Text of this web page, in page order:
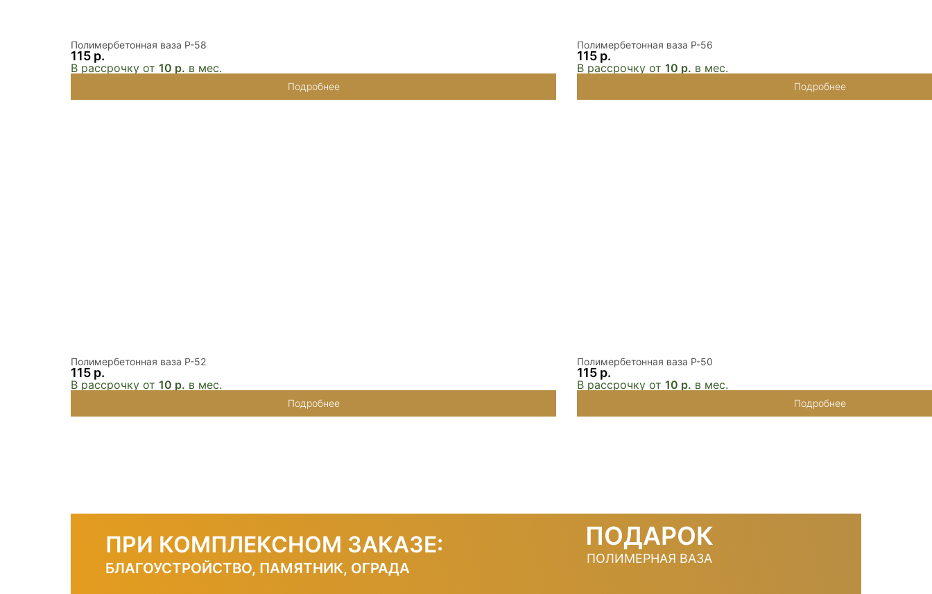
Полимербетонная ваза P-58
115 р.
В рассрочку от 10 р. в мес.
Подробнее
Полимербетонная ваза P-56
115 р.
В рассрочку от 10 р. в мес.
Подробнее
Полимербетонная ваза P-52
115 р.
В рассрочку от 10 р. в мес.
Подробнее
Полимербетонная ваза P-50
115 р.
В рассрочку от 10 р. в мес.
Подробнее
ПРИ КОМПЛЕКСНОМ ЗАКАЗЕ:
БЛАГОУСТРОЙСТВО, ПАМЯТНИК, ОГРАДА
ПОДАРОК
ПОЛИМЕРНАЯ ВАЗА